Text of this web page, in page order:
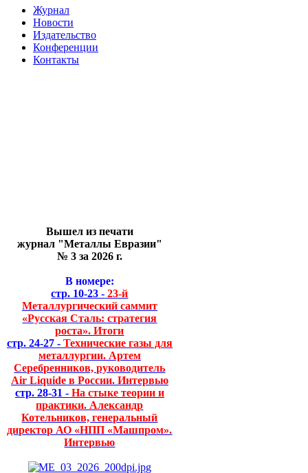
Журнал
Новости
Издательство
Конференции
Контакты
Вышел из печати
журнал "Металлы Евразии"
№ 3 за 2026 г.
В номере:
стр. 10-23 - 23-й
Металлургический саммит
«Русская Сталь: стратегия
роста». Итоги
стр. 24-27 - Технические газы для
металлургии. Артем
Серебренников, руководитель
Air Liquide в России. Интервью
стр. 28-31 - На стыке теории и
практики. Александр
Котельников, генеральный
директор АО «НПП «Машпром».
Интервью